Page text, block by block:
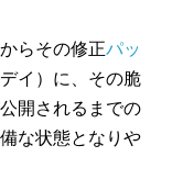
らその修正パッ
イ）に、その脆
開されるまでの
な状態となりや